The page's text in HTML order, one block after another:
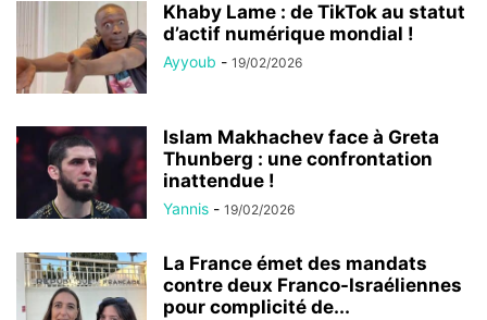
Khaby Lame : de TikTok au statut
d’actif numérique mondial !
Ayyoub - 19/02/2026
Islam Makhachev face à Greta
Thunberg : une confrontation
inattendue !
Yannis - 19/02/2026
La France émet des mandats
contre deux Franco-Israéliennes
pour complicité de...